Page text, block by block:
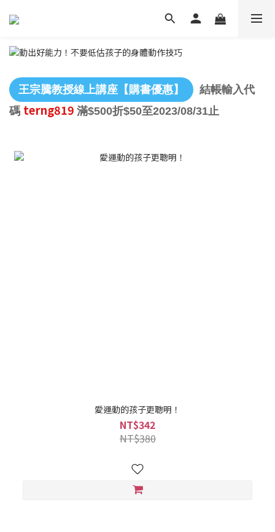
王宗騰教授線上講座【購書優惠】
結帳輸入代
碼 terng819 滿$500折$50至2023/08/31止
愛運動的孩子更聰明！
NT$342
NT$380